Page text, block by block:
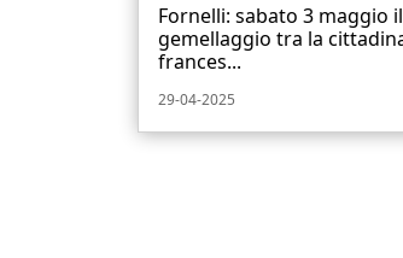
Fornelli: sabato 3 maggio il
gemellaggio tra la
frances...
29-04-2025